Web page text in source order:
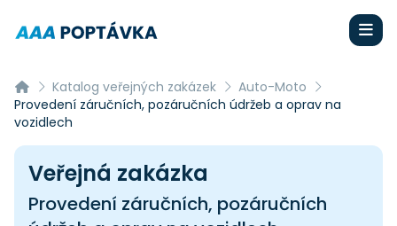
Katalog veřejných zakázek
Auto-Moto
Provedení záručních, pozáručních údržeb a oprav na
vozidlech
Veřejná zakázka
Provedení záručních, pozáručních